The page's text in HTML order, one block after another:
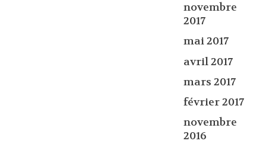
novembre
2017
mai 2017
avril 2017
mars 2017
février 2017
novembre
2016